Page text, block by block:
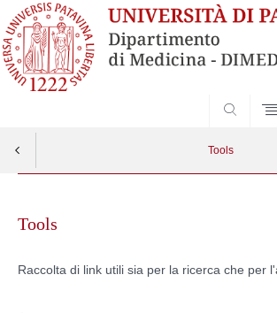
Tools
contentTools
Raccolta di link utili sia per la ricerca che per